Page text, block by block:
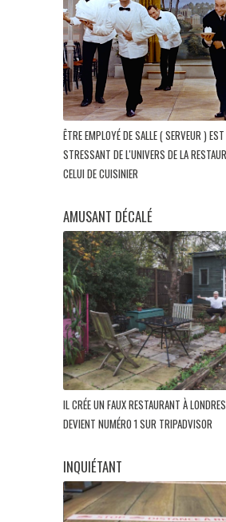
ÊTRE EMPLOYÉ DE SALLE ( SERVEUR )
STRESSANT DE L'UNIVERS DE LA
CELUI DE CUISINIER
AMUSANT DÉCALÉ
IL CRÉE UN FAUX RESTAURANT À
DEVIENT NUMÉRO 1 SUR TRIPADVISOR
INQUIÉTANT